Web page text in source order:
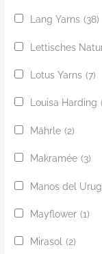
Lang Yarns (38)
Lettisches
Lotus Yarns (7)
Louisa Harding
Mährle (2)
Makramée (3)
Manos del
Mayflower (1)
Mirasol (2)